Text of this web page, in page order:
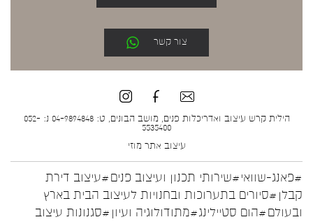
צור קשר
הילית קרש עיצוב ואדריכלות פנים, מושב הבונים, ט: 04-9894848 נ: 052-
5535400
עיצוב אתר מוזי
#פאנג-שוואי#שירותי תכנון ועיצוב פנים#עיצוב דירת
קבלן #סיורים בתערוכות ובחנויות לעיצוב הבית בארץ
ובעולם#הום סטיילינג#מתודולוגיה ועיון #סגנונות עיצוב